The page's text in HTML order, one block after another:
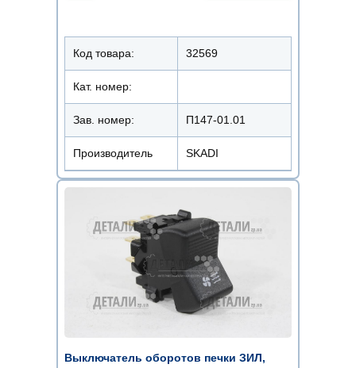
Код товара: 32569
Кат. номер:
Зав. номер: П147-01.01
Производитель SKADI
Выключатель оборотов печки ЗИЛ,